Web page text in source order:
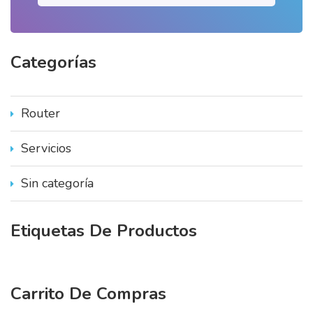
s
a
p
r
:
Categorías
Router
Servicios
Sin categoría
Etiquetas De Productos
Carrito De Compras